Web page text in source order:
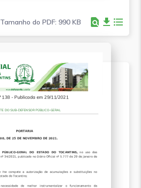
Tamanho do PDF: 990 KB find_in_page file_download format_list_bulleted